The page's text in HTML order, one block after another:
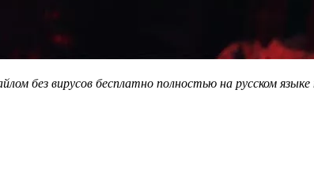
вирусов бесплатно полностью на русском языке